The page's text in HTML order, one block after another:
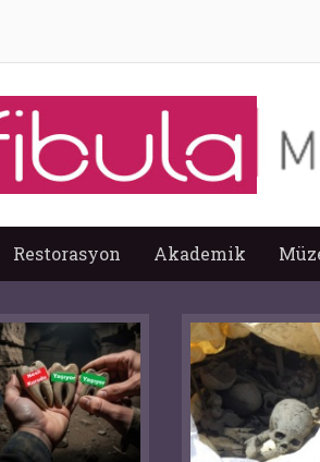
Restorasyon Akademik